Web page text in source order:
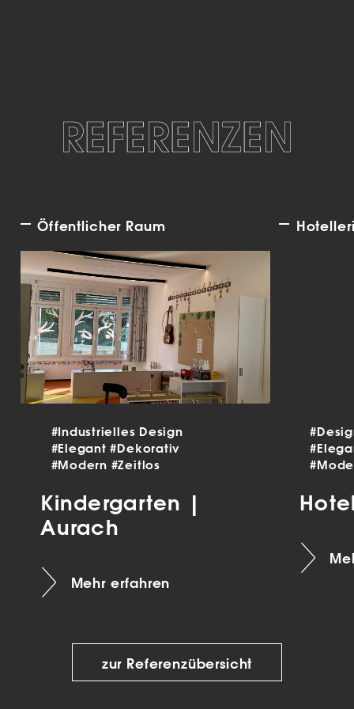
REFERENZEN
Öffentlicher Raum
#Industrielles Design
#Elegant#Dekorativ
#Modern #Zeitlos
Kindergarten |
Aurach
Mehr erfahren
zur Referenzübersicht